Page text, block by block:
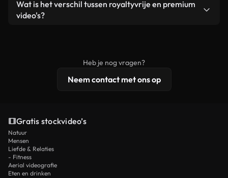
een losstaand product.
remixen. Zorg er wel voor dat het eindproduct
Wat is het verschil tussen royaltyvrije en premium
video's?
licentiebescherming omvat.
Heb je nog vragen?
Neem contact met ons op
Gratis stockvideo’s
Natuur
Mensen
Liefde & Relaties
- Fitness
Aerial videografie
Eten en drinken